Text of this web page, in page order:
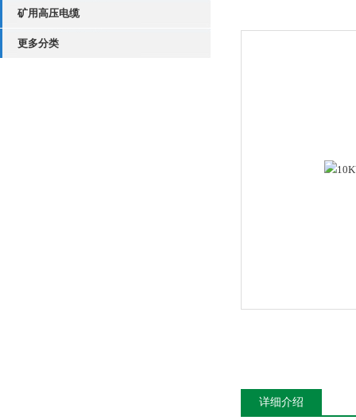
矿用高压电缆
更多分类
详细介绍